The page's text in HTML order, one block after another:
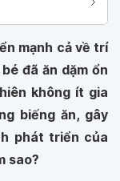
mạnh cả về trí
đã ăn dặm ổn
không ít gia
biếng ăn, gây
phát triển của
sao?